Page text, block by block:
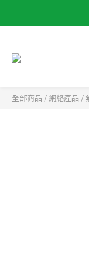
全部商品 / 網絡產品 /